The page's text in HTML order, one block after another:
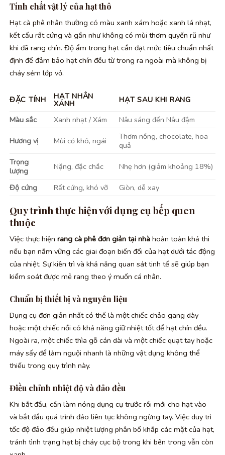
Tính chất vật lý của hạt thô
Hạt cà phê nhân thường có màu xanh xám hoặc xanh lá nhạt,
kết cấu rất cứng và gần như không có mùi thơm quyến rũ như
khi đã rang chín. Độ ẩm trong hạt cần đạt mức tiêu chuẩn nhất
định để đảm bảo hạt chín đều từ trong ra ngoài mà không bị
cháy sém lớp vỏ.
ĐẶC TÍNH HẠT NHÂN
XANH
HẠT SAU KHI RANG
Màu sắc
Xanh nhạt / Xám Nâu sáng đến Nâu đậm
Hương vị Mùi cỏ khô, ngái
Thơm nồng, chocolate, hoa
quả
Trọng
lượng
Nặng, đặc chắc Nhẹ hơn (giảm khoảng 18%)
Độ cứng Rất cứng, khó vỡ Giòn, dễ xay
Quy trình thực hiện với dụng cụ bếp quen
thuộc
Việc thực hiện rang cà phê đơn giản tại nhà hoàn toàn khả thi
nếu bạn nắm vững các giai đoạn biến đổi của hạt dưới tác động
của nhiệt. Sự kiên trì và khả năng quan sát tinh tế sẽ giúp bạn
kiểm soát được mẻ rang theo ý muốn cá nhân.
Chuẩn bị thiết bị và nguyên liệu
Dụng cụ đơn giản nhất có thể là một chiếc chảo gang dày
hoặc một chiếc nồi có khả năng giữ nhiệt tốt để hạt chín đều.
Ngoài ra, một chiếc thìa gỗ cán dài và một chiếc quạt tay hoặc
máy sấy để làm nguội nhanh là những vật dụng không thể
thiếu trong quy trình này.
Điều chỉnh nhiệt độ và đảo đều
Khi bắt đầu, cần làm nóng dụng cụ trước rồi mới cho hạt vào
và bắt đầu quá trình đảo liên tục không ngừng tay. Việc duy trì
tốc độ đảo đều giúp nhiệt lượng phân bổ khắp các mặt của hạt,
tránh tình trạng hạt bị cháy cục bộ trong khi bên trong vẫn còn